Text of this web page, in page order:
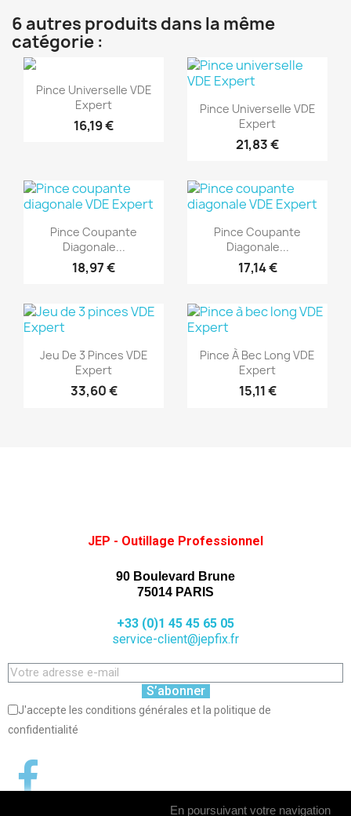
6 autres produits dans la même
catégorie :
Aperçu rapide
Pince Universelle VDE
Expert
16,19 €
Aperçu rapide
Pince Universelle VDE
Expert
21,83 €
Aperçu rapide
Pince Coupante
Diagonale...
18,97 €
(1)
Aperçu rapide
Pince Coupante
Diagonale...
17,14 €
(1)
 Aperçu rapide
Jeu De 3 Pinces VDE
Expert
33,60 €
Aperçu rapide
Pince À Bec Long VDE
Expert
15,11 €
JEP - Outillage Professionnel
90 Boulevard Brune
75014 PARIS
+33 (0)1 45 45 65 05
service-client@jepfix.fr
S’abonner
J'accepte les conditions générales et la politique de
confidentialité
En poursuivant votre navigation